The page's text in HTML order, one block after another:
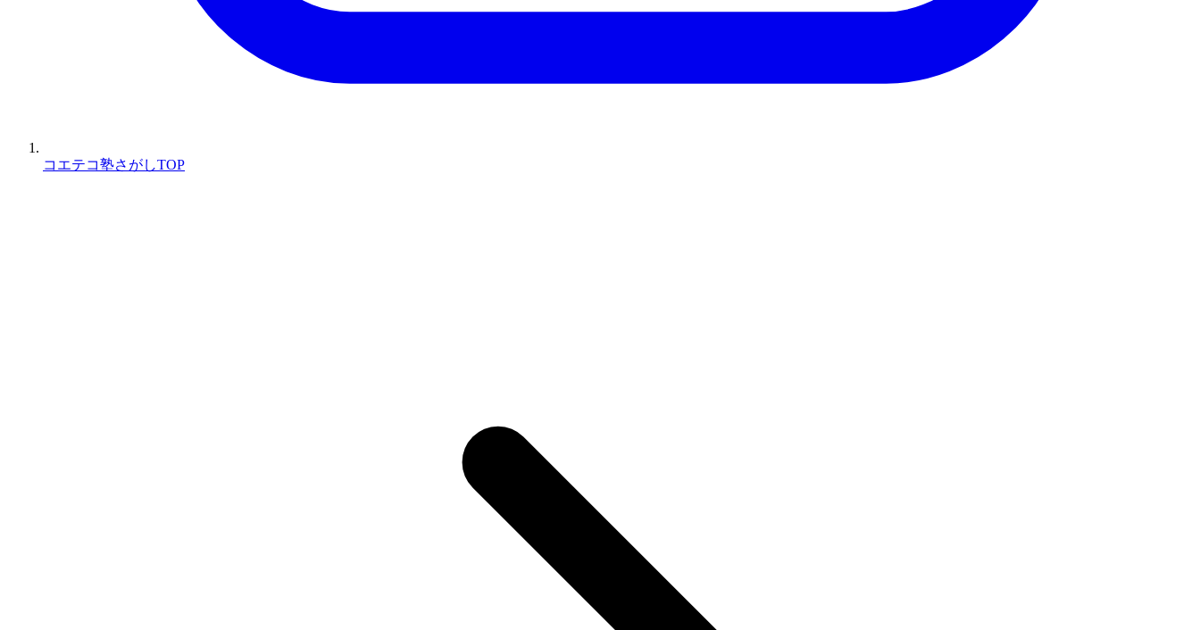
コエテコ塾さがしTOP